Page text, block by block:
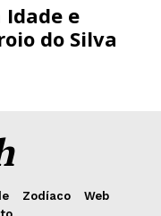
e
do Silva
Zodíaco
Web